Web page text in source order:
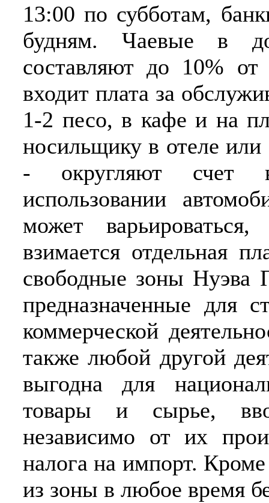
13:00 по субботам,
будням. Чаевые в
составляют до 10%
входит плата за
1-2 песо, в кафе и на
носильщику в отеле или
- округляют счет
использовании
может
взимается отдельная
свободные зоны Нуэва
предназначенные для
коммерческой
также любой другой
выгодна для
товары и сырье,
независимо от их
налога на импорт.
из зоны в любое время